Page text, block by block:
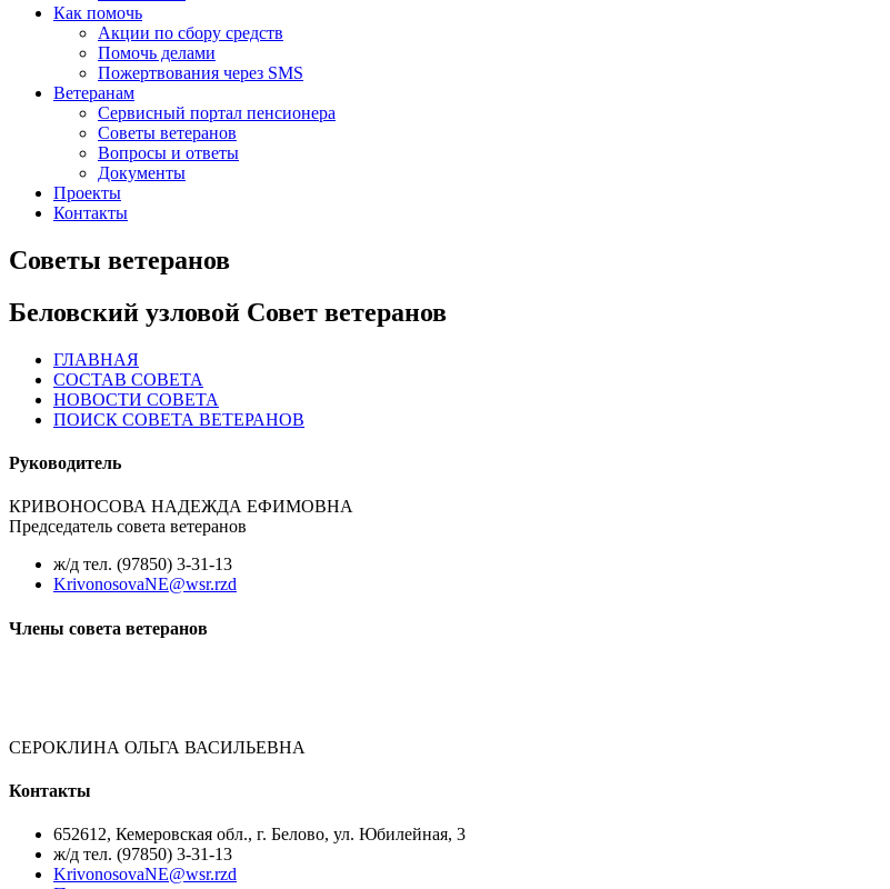
Как помочь
Акции по сбору средств
Помочь делами
Пожертвования через SMS
Ветеранам
Сервисный портал пенсионера
Советы ветеранов
Вопросы и ответы
Документы
Проекты
Контакты
Советы ветеранов
Беловский узловой Совет ветеранов
ГЛАВНАЯ
СОСТАВ СОВЕТА
НОВОСТИ СОВЕТА
ПОИСК СОВЕТА ВЕТЕРАНОВ
Руководитель
КРИВОНОСОВА НАДЕЖДА ЕФИМОВНА
Председатель cовета ветеранов
ж/д тел. (97850) 3-31-13
KrivonosovaNE@wsr.rzd
Члены cовета ветеранов
СЕРОКЛИНА ОЛЬГА ВАСИЛЬЕВНА
Контакты
652612, Кемеровская обл., г. Белово, ул. Юбилейная, 3
ж/д тел. (97850) 3-31-13
KrivonosovaNE@wsr.rzd